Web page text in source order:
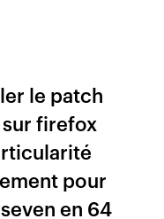
le patch
firefox
pour
en 64